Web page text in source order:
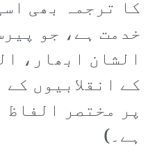
کا ترجمہ بھی
خدمت ہے، جو
الشان ابھار،
کے انقلابیوں
پر مختصر الفاظ
ہے۔)